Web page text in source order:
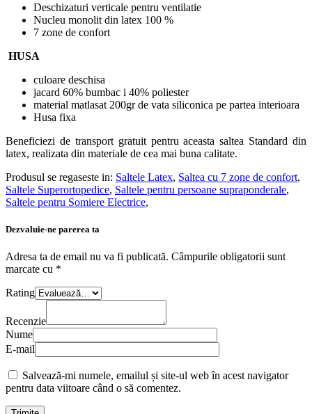
Deschizaturi verticale pentru ventilatie
Nucleu monolit din latex 100 %
7 zone de confort
HUSA
culoare deschisa
jacard 60% bumbac i 40% poliester
material matlasat 200gr de vata siliconica pe partea interioara
Husa fixa
Beneficiezi de transport gratuit pentru aceasta saltea Standard din
latex, realizata din materiale de cea mai buna calitate.
Produsul se regaseste in: Saltele Latex, Saltea cu 7 zone de confort,
Saltele Superortopedice, Saltele pentru persoane supraponderale,
Saltele pentru Somiere Electrice,
Dezvaluie-ne parerea ta
Adresa ta de email nu va fi publicată. Câmpurile obligatorii sunt
marcate cu *
Rating
Recenzie
Nume
E-mail
Salvează-mi numele, emailul și site-ul web în acest navigator
pentru data viitoare când o să comentez.